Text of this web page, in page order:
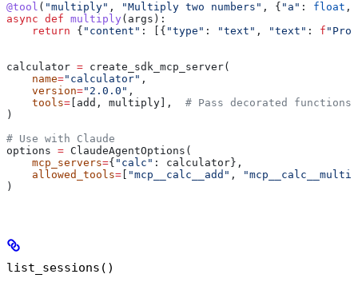
@tool ( "multiply" , "Multiply two numbers" , { "a" : float ,
async def multiply ( args ):
    return
{ "content" : [{ "type" : "text" , "text" : f
calculator = create_sdk_mcp_server(
    name
="calculator" ,
    version
="2.0.0" ,
    tools
= [add, multiply], # Pass decorated functions
)
# Use with Claude
options = ClaudeAgentOptions(
    mcp_servers
={ "calc" : calculator},
    allowed_tools
= "mcp__calc__add" ,
)
list_sessions()